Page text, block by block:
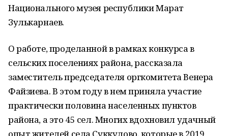
Национального музея республики Марат
Зулькарнаев.
О работе, проделанной в рамках конкурса в
сельских поселениях района, рассказала
заместитель председателя оргкомитета Венера
Файзиева. В этом году в нем приняла участие
практически половина населенных пунктов
района, а это 45 сел. Многих вдохновил удачный